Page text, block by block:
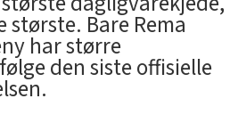
Bare Rema
har større
den siste offisielle